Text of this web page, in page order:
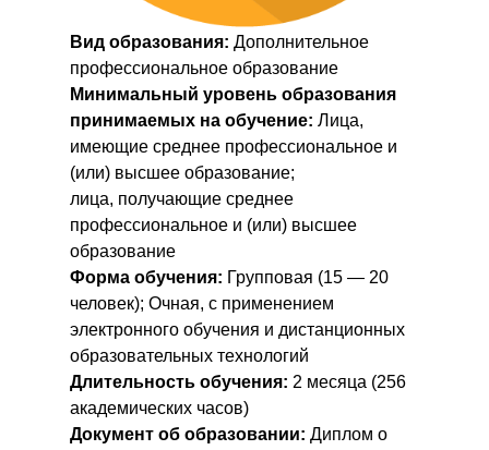
Вид образования:Дополнительное
профессиональное образование
Минимальный уровень образования
принимаемых на обучение:Лица,
имеющие среднее профессиональное и
(или) высшее образование;
лица, получающие среднее
профессиональное и (или) высшее
образование
Форма обучения: Групповая (15 — 20
человек); Очная, с применением
электронного обучения и дистанционных
образовательных технологий
Длительность обучения: 2 месяца (256
академических часов)
Документ об образовании: Диплом о